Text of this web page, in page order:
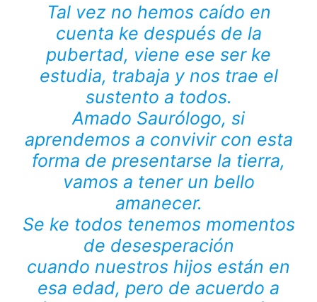
Tal vez no hemos caído en
cuenta ke después de la
pubertad, viene ese ser ke
estudia, trabaja y nos trae el
sustento a todos.
Amado Saurólogo, si
aprendemos a convivir con esta
forma de presentarse la tierra,
vamos a tener un bello
amanecer.
Se ke todos tenemos momentos
de desesperación
cuando nuestros hijos están en
esa edad, pero de acuerdo a